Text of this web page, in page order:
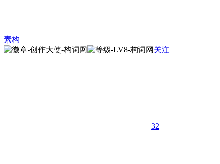
素构
关注
32